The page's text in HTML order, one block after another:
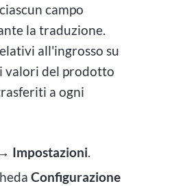
campo
la traduzione.
all'ingrosso su
valori del prodotto
a ogni
Impostazioni.
Configurazione